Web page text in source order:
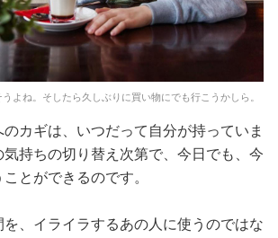
よね。そしたら久しぶりに買い物にでも行こうかしら。
カギは、いつだって自分が持っていま
持ちの切り替え次第で、今日でも、今
とができるのです。
、イライラするあの人に使うのではな